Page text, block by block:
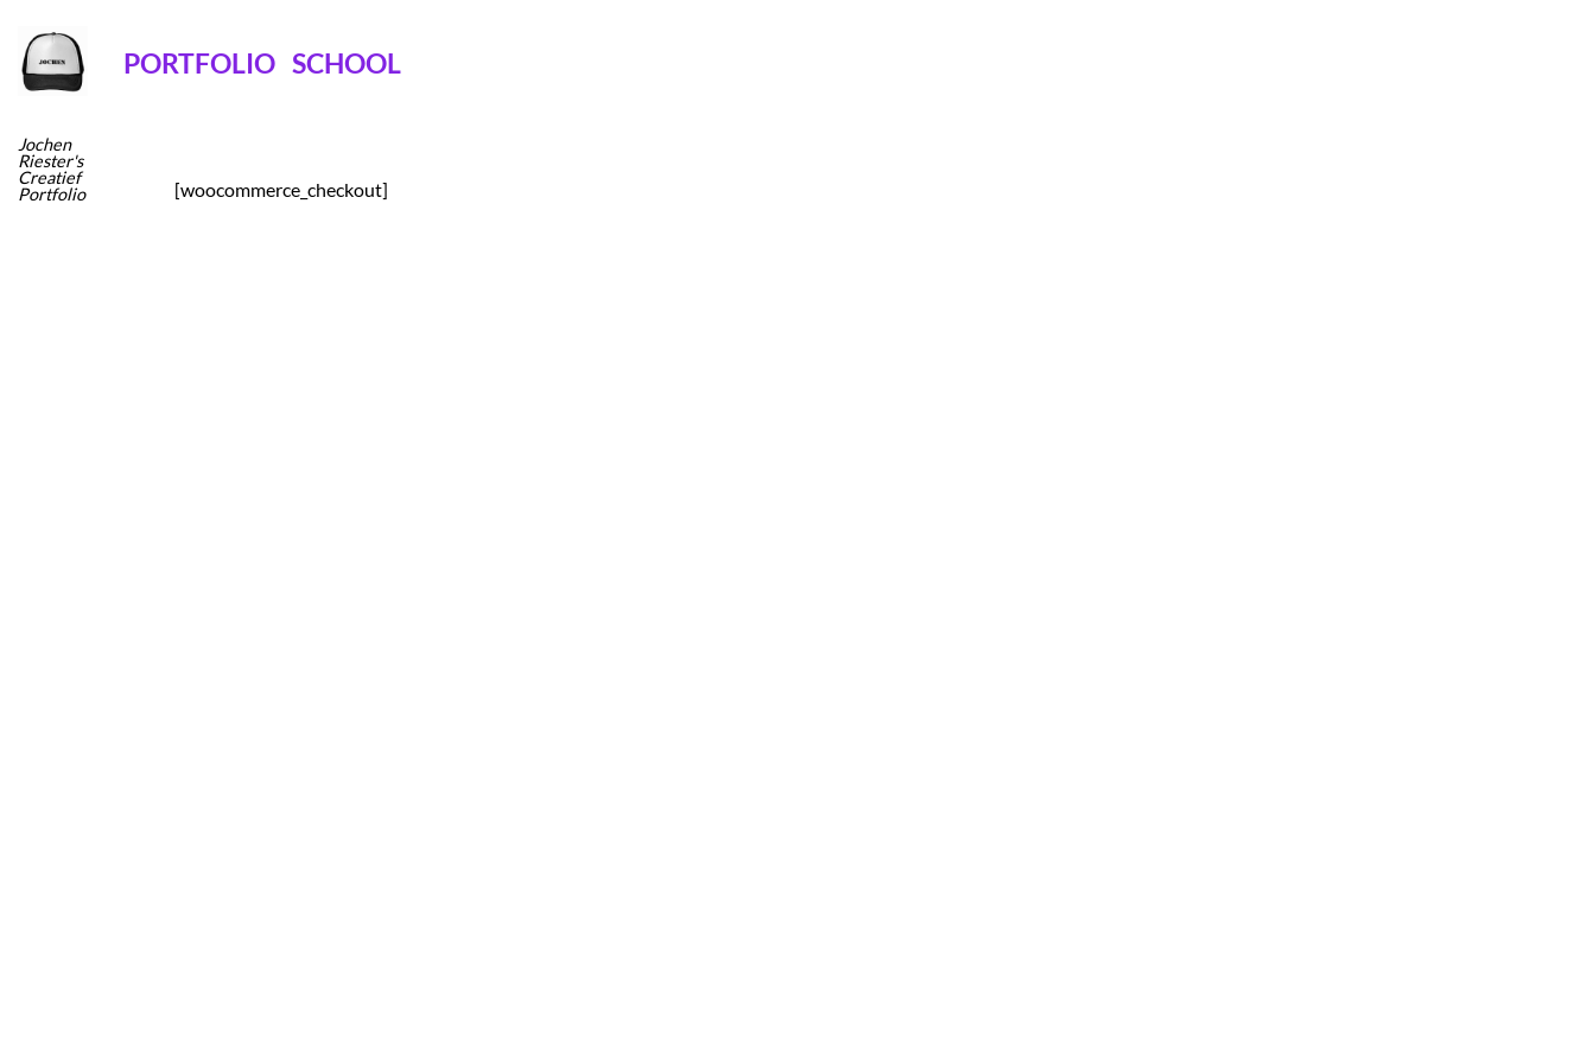
naar
inhoud
Jochen
Riester's
Creatief
Portfolio
PORTFOLIO SCHOOL
[woocommerce_checkout]